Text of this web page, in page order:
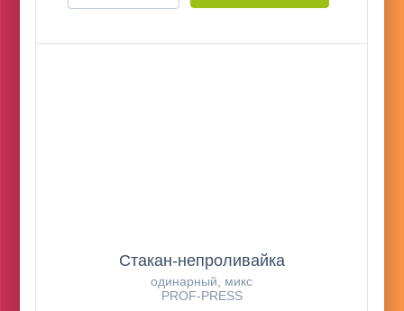
Стакан-непроливайка
одинарный, микс
PROF-PRESS